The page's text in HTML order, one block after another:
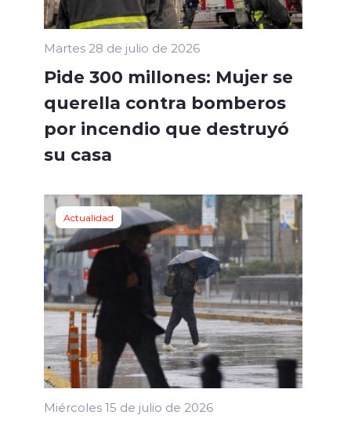
Martes 28 de julio de 2026
Pide 300 millones: Mujer se
querella contra bomberos
por incendio que destruyó
su casa
Actualidad
Miércoles 15 de julio de 2026